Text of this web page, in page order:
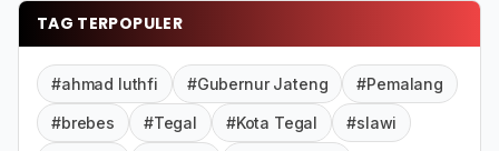
TAG TERPOPULER
#ahmad luthfi #Gubernur Jateng #Pemalang
#brebes #Tegal #Kota Tegal #slawi